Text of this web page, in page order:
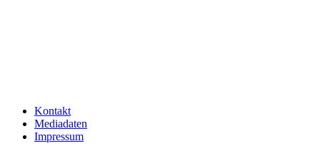
Kontakt
Mediadaten
Impressum